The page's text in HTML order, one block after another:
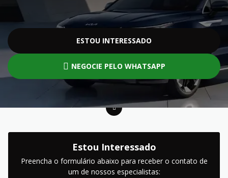
ESTOU INTERESSADO
NEGOCIE PELO WHATSAPP
Estou Interessado
Preencha o formulário abaixo para receber o contato de
um de nossos especialistas: